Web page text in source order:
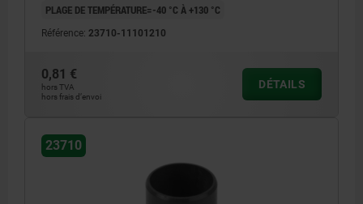
PLAGE DE TEMPÉRATURE=-40 °C À +130 °C
Référence: 23710-11101210
0,81 €
hors TVA
hors frais d’envoi
DÉTAILS
23710